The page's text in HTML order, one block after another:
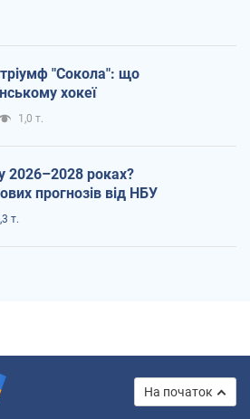
тріумф "Сокола": що
хокеї
1,0 т.
2026–2028 роках?
прогнозів від НБУ
т.
На початок